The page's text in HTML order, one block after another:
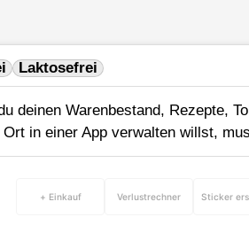
Laktosefrei
deinen Warenbestand, Rezepte,
in einer App verwalten willst,
+ Einkauf Verlustrechner Sticker